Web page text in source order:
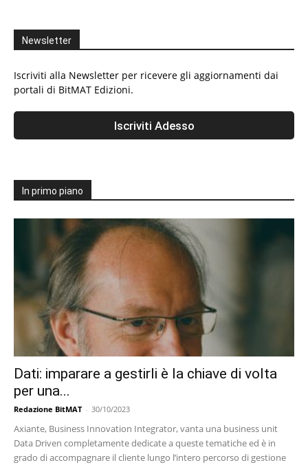
Newsletter
Iscriviti alla Newsletter per ricevere gli aggiornamenti dai
portali di BitMAT Edizioni.
In primo piano
Dati: imparare a gestirli è la chiave di volta
per una...
Redazione BitMAT - 30/10/2023
Axiante, Business Innovation Integrator, vanta una business unit
Data Driven completamente dedicate a queste tematiche ed è in
grado di accompagnare il cliente lungo l’intero percorso di gestione